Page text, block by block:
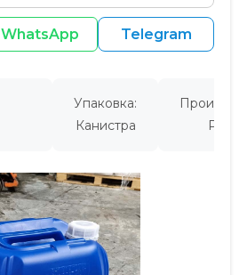
WhatsApp Telegram
Упаковка:
Канистра